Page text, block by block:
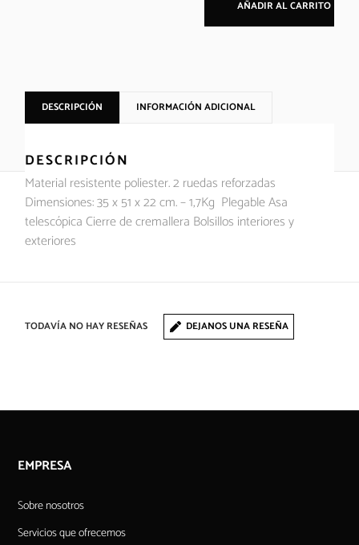
AÑADIR AL CARRITO
DESCRIPCIÓN INFORMACIÓN ADICIONAL
DESCRIPCIÓN
Material resistente poliester. 2 ruedas reforzadas
Dimensiones: 35 x 51 x 22 cm. – 1,7Kg Plegable Asa
telescópica Cierre de cremallera Bolsillos interiores y
exteriores
TODAVÍA NO HAY RESEÑAS DEJANOS UNA RESEÑA
EMPRESA
Sobre nosotros
Servicios que ofrecemos